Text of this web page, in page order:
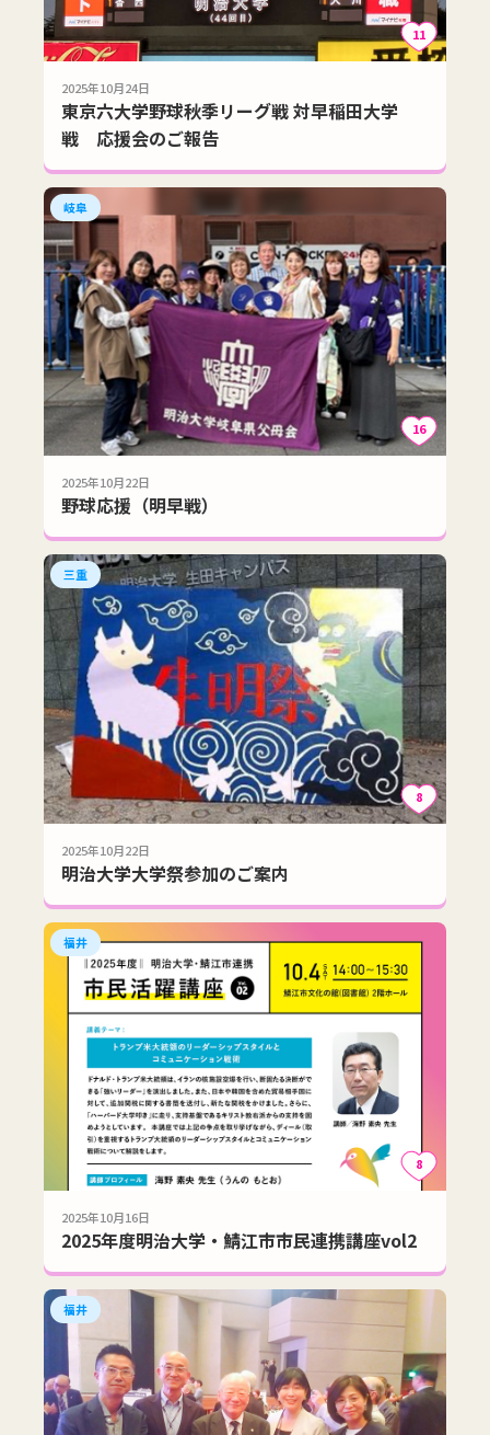
11
2025年10月24日
東京六大学野球秋季リーグ戦 対早稲田大学
戦 応援会のご報告
岐阜
16
2025年10月22日
野球応援（明早戦）
三重
8
2025年10月22日
明治大学大学祭参加のご案内
福井
8
2025年10月16日
2025年度明治大学・鯖江市市民連携講座vol2
福井